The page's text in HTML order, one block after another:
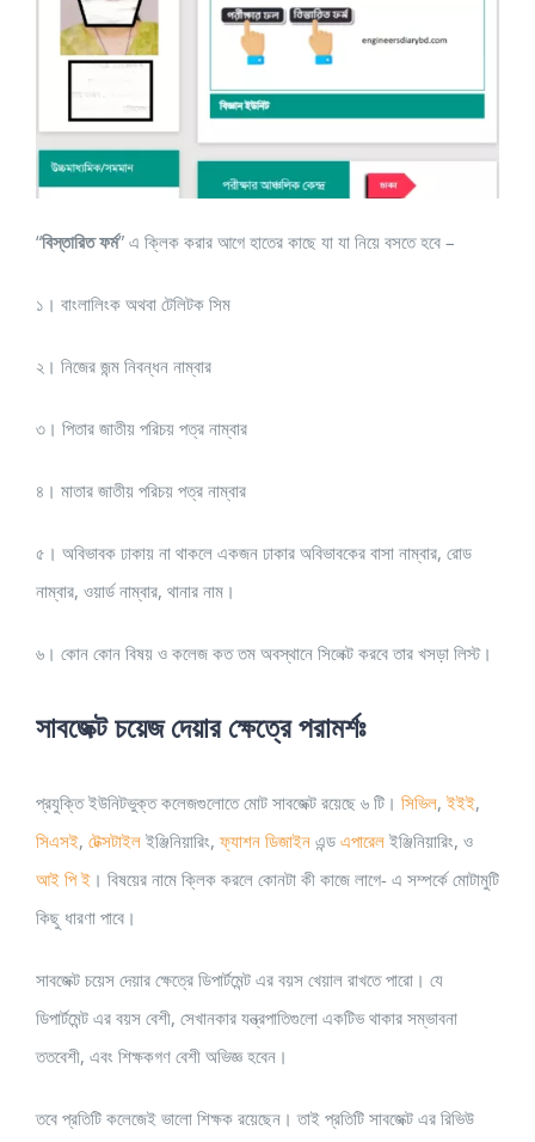
“বিস্তারিত ফর্ম” এ ক্লিক করার আগে হাতের কাছে যা যা নিয়ে বসতে হবে –
১। বাংলালিংক অথবা টেলিটক সিম
২। নিজের জন্ম নিবন্ধন নাম্বার
৩। পিতার জাতীয় পরিচয় পত্র নাম্বার
৪। মাতার জাতীয় পরিচয় পত্র নাম্বার
৫। অবিভাবক ঢাকায় না থাকলে একজন ঢাকার অবিভাবকের বাসা নাম্বার, রোড
নাম্বার, ওয়ার্ড নাম্বার, থানার নাম।
৬। কোন কোন বিষয় ও কলেজ কত তম অবস্থানে সিলেক্ট করবে তার খসড়া লিস্ট।
সাবজেক্ট চয়েজ দেয়ার ক্ষেত্রে পরামর্শঃ
প্রযুক্তি ইউনিটভুক্ত কলেজগুলোতে মোট সাবজেক্ট রয়েছে ৬ টি। সিভিল, ইইই,
সিএসই, টেক্সটাইল ইঞ্জিনিয়ারিং,ফ্যাশন ডিজাইন এন্ড এপারেল ইঞ্জিনিয়ারিং, ও
আই পি ই । বিষয়ের নামে ক্লিক করলে কোনটা কী কাজে লাগে- এ সম্পর্কে মোটামুটি
কিছু ধারণা পাবে।
সাবজেক্ট চয়েস দেয়ার ক্ষেত্রে ডিপার্টমেন্ট এর বয়স খেয়াল রাখতে পারো। যে
ডিপার্টমেন্ট এর বয়স বেশী, সেখানকার যন্ত্রপাতিগুলো একটিভ থাকার সম্ভাবনা
ততবেশী, এবং শিক্ষকগণ বেশী অভিজ্ঞ হবেন।
তবে প্রতিটি কলেজেই ভালো শিক্ষক রয়েছেন। তাই প্রতিটি সাবজেক্ট এর রিভিউ